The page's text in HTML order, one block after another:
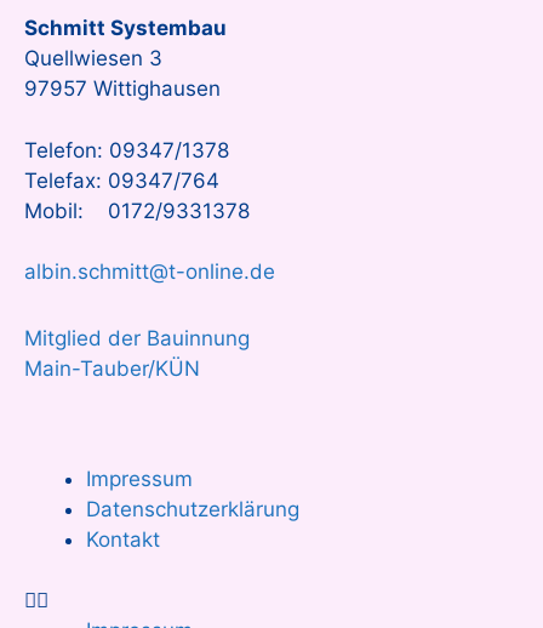
Schmitt Systembau
Quellwiesen 3
97957 Wittighausen
Telefon: 09347/1378
Telefax: 09347/764
Mobil: 0172/9331378
albin.schmitt@t-online.de
Mitglied der Bauinnung
Main-Tauber/KÜN
Impressum
Datenschutzerklärung
Kontakt